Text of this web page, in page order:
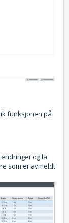
funksjonen på
og la
som er avmeldt